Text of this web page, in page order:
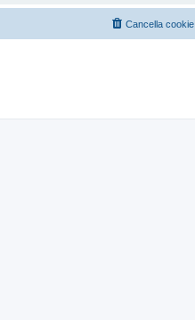
Cancella cookie